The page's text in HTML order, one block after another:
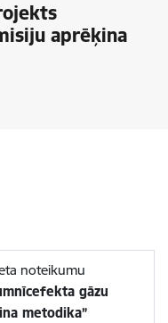
aprēķina
noteikumu
gāzu
metodika”